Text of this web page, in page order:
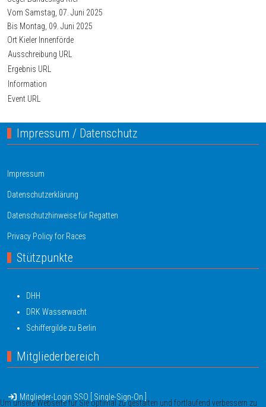
Vom Samstag, 07. Juni 2025
Bis Montag, 09. Juni 2025
Ort Kieler Innenförde
Ausschreibung URL
Ergebnis URL
Information
Event URL
Impressum / Datenschutz
Impressum
Datenschutzerklärung
Datenschutzhinweise für Regatten
Privacy Policy for Races
Stützpunkte
DHH
DRK Wasserwacht
Schiffergilde zu Berlin
Mitgliederbereich
Mitglieder-Login SSO [ Single-Sign-On ]
Um unsere Webseite für Sie optimal zu gestalten und fortlaufend verbessern zu